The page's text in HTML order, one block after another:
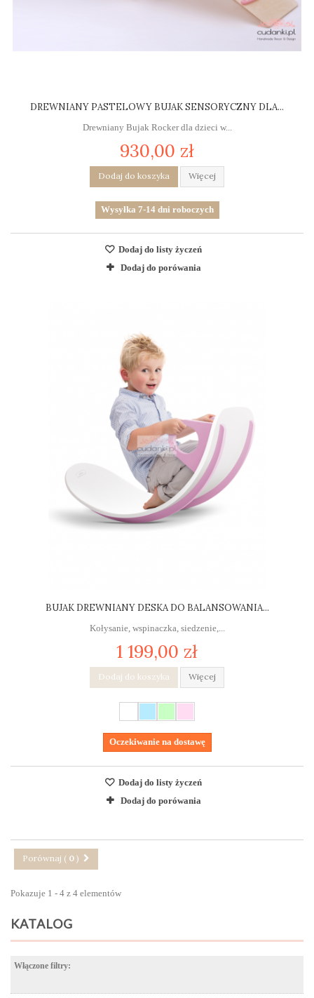
DREWNIANY PASTELOWY BUJAK SENSORYCZNY DLA...
Drewniany Bujak Rocker dla dzieci w...
930,00 zł
Dodaj do koszyka Więcej
Wysyłka 7-14 dni roboczych
Dodaj do listy życzeń
Dodaj do porówania
BUJAK DREWNIANY DESKA DO BALANSOWANIA...
Kołysanie, wspinaczka, siedzenie,...
1 199,00 zł
Dodaj do koszyka Więcej
Oczekiwanie na dostawę
Dodaj do listy życzeń
Dodaj do porówania
Porównaj ( 0 )
Pokazuje 1 - 4 z 4 elementów
KATALOG
Włączone filtry: